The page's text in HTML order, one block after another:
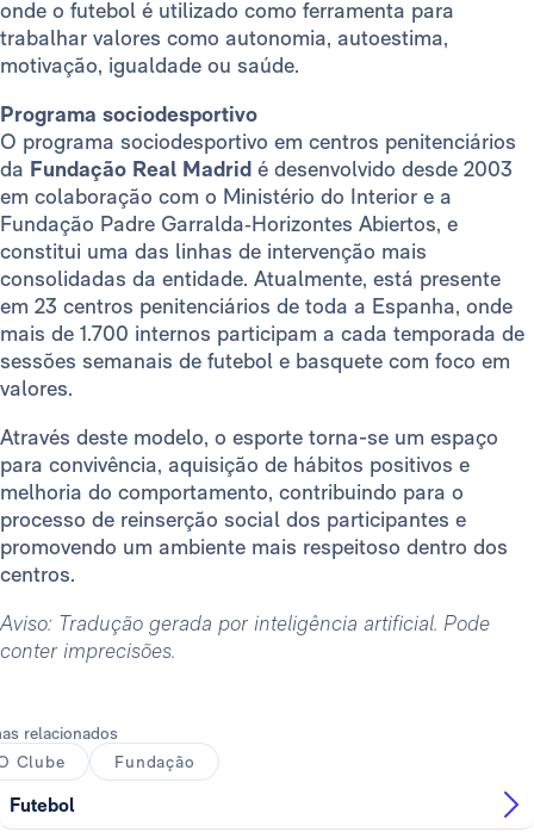
onde o futebol é utilizado como ferramenta para
trabalhar valores como autonomia, autoestima,
motivação, igualdade ou saúde.
Programa sociodesportivo
O programa sociodesportivo em centros penitenciários
da Fundação Real Madrid é desenvolvido desde 2003
em colaboração com o Ministério do Interior e a
Fundação Padre Garralda‑Horizontes Abiertos, e
constitui uma das linhas de intervenção mais
consolidadas da entidade. Atualmente, está presente
em 23 centros penitenciários de toda a Espanha, onde
mais de 1.700 internos participam a cada temporada de
sessões semanais de futebol e basquete com foco em
valores.
Através deste modelo, o esporte torna-se um espaço
para convivência, aquisição de hábitos positivos e
melhoria do comportamento, contribuindo para o
processo de reinserção social dos participantes e
promovendo um ambiente mais respeitoso dentro dos
centros.
Aviso: Tradução gerada por inteligência artificial. Pode
conter imprecisões.
relacionados
Clube
Fundação
Futebol